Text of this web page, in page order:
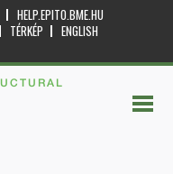
HELP.EPITO.BME.HU
TÉRKÉP
ENGLISH